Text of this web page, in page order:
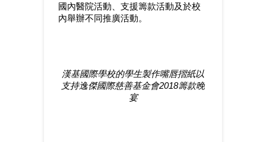
國內醫院活動、支援籌款活動及於校
內舉辦不同推廣活動。
漢基國際學校的學生製作嘴唇摺紙以
支持逸傑國際慈善基金會2018籌款晚
宴